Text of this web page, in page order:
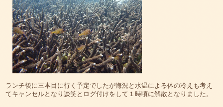
ランチ後に三本目に行く予定でしたが海況と水温による体の冷えも考え
てキャンセルとなり談笑とログ付けをして１時頃に解散となりました。